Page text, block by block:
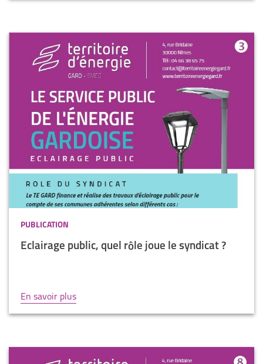
PUBLICATION
Eclairage public, quel rôle joue le syndicat ?
En savoir plus